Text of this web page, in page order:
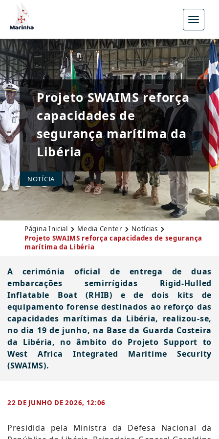
Menu
Projeto SWAIMS reforça
capacidades de
segurança marítima da
Libéria
NOTÍCIA
Página Inicial Media Center
Notícias
Projeto SWAIMS reforça capacidades de segurança
marítima da Libéria
A cerimónia oficial de entrega de duas
embarcações semirrígidas Rigid-Hulled
Inflatable Boat (RHIB) e de dois kits de
equipamento forense destinados ao reforço das
capacidades marítimas da Libéria, realizou-se,
no dia 19 de junho, na Base da Guarda Costeira
da Libéria, no âmbito do Projeto Support to
West Africa Integrated Maritime Security
(SWAIMS).
22 DE JUNHO DE 2026, 12:06
Presidida pela Ministra da Defesa Nacional da